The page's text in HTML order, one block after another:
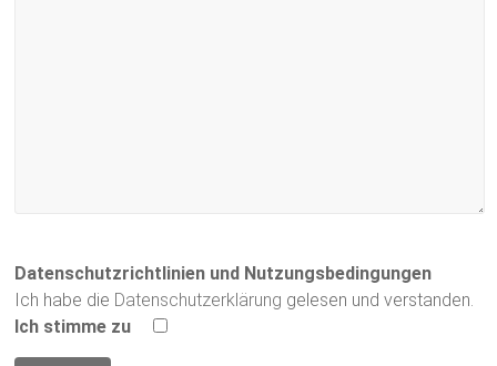
Datenschutzrichtlinien und Nutzungsbedingungen
Ich habe die Datenschutzerklärung gelesen und verstanden.
Ich stimme zu